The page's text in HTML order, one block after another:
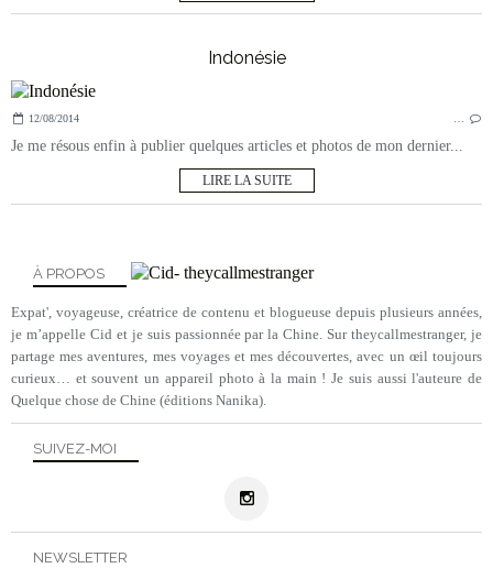
Indonésie
12/08/2014 …
Je me résous enfin à publier quelques articles et photos de mon dernier...
LIRE LA SUITE
NEWSLETTER
SUIVEZ-MOI
À PROPOS
Expat', voyageuse, créatrice de contenu et blogueuse depuis plusieurs années,
je m’appelle Cid et je suis passionnée par la Chine. Sur theycallmestranger, je
partage mes aventures, mes voyages et mes découvertes, avec un œil toujours
curieux… et souvent un appareil photo à la main ! Je suis aussi l'auteure de
Quelque chose de Chine (éditions Nanika).